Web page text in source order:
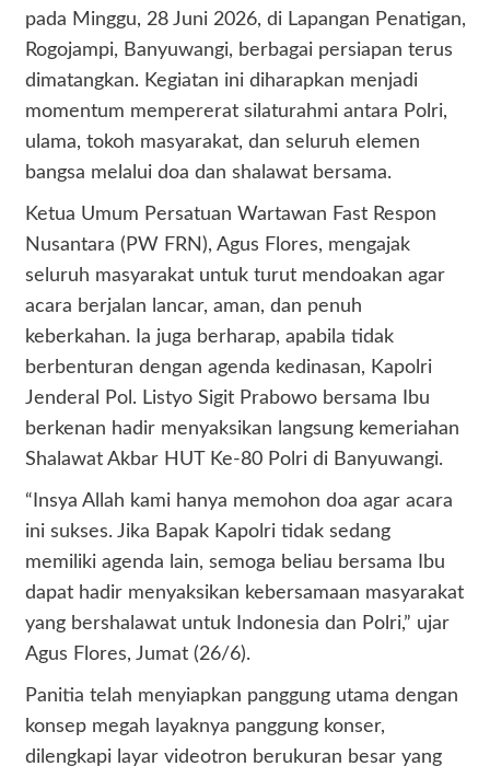
pada Minggu, 28 Juni 2026, di Lapangan Penatigan,
Rogojampi, Banyuwangi, berbagai persiapan terus
dimatangkan. Kegiatan ini diharapkan menjadi
momentum mempererat silaturahmi antara Polri,
ulama, tokoh masyarakat, dan seluruh elemen
bangsa melalui doa dan shalawat bersama.
Ketua Umum Persatuan Wartawan Fast Respon
Nusantara (PW FRN), Agus Flores, mengajak
seluruh masyarakat untuk turut mendoakan agar
acara berjalan lancar, aman, dan penuh
keberkahan. Ia juga berharap, apabila tidak
berbenturan dengan agenda kedinasan, Kapolri
Jenderal Pol. Listyo Sigit Prabowo bersama Ibu
berkenan hadir menyaksikan langsung kemeriahan
Shalawat Akbar HUT Ke-80 Polri di Banyuwangi.
“Insya Allah kami hanya memohon doa agar acara
ini sukses. Jika Bapak Kapolri tidak sedang
memiliki agenda lain, semoga beliau bersama Ibu
dapat hadir menyaksikan kebersamaan masyarakat
yang bershalawat untuk Indonesia dan Polri,” ujar
Agus Flores, Jumat (26/6).
Panitia telah menyiapkan panggung utama dengan
konsep megah layaknya panggung konser,
dilengkapi layar videotron berukuran besar yang